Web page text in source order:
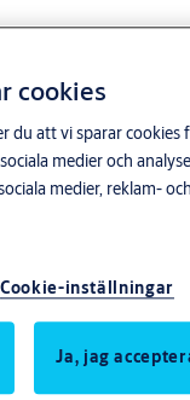
cookies
du att vi sparar cookies
medier och
medier, reklam-
Cookie-inställningar
Ja, jag